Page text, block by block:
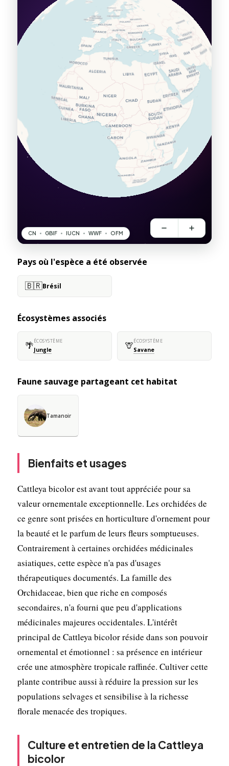
Pays où l'espèce a été observée
🇧🇷Brésil
Écosystèmes associés
🌴ÉCOSYSTÈME
Jungle 🦒ÉCOSYSTÈME
Savane
Faune sauvage partageant cet habitat
Tamanoir
Bienfaits et usages
Cattleya bicolor est avant tout appréciée pour sa
valeur ornementale exceptionnelle. Les orchidées de
ce genre sont prisées en horticulture d'ornement pour
la beauté et le parfum de leurs fleurs somptueuses.
Contrairement à certaines orchidées médicinales
asiatiques, cette espèce n'a pas d'usages
thérapeutiques documentés. La famille des
Orchidaceae, bien que riche en composés
secondaires, n'a fourni que peu d'applications
médicinales majeures occidentales. L'intérêt
principal de Cattleya bicolor réside dans son pouvoir
ornemental et émotionnel : sa présence en intérieur
crée une atmosphère tropicale raffinée. Cultiver cette
plante contribue aussi à réduire la pression sur les
populations selvages et sensibilise à la richesse
florale menacée des tropiques.
Culture et entretien de la Cattleya
bicolor